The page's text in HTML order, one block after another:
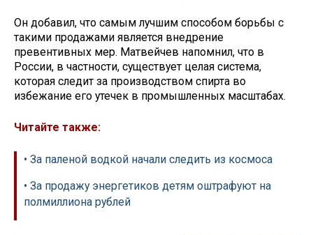
Он добавил, что самым лучшим способом борьбы с
такими продажами является внедрение
превентивных мер. Матвейчев напомнил, что в
России, в частности, существует целая система,
которая следит за производством спирта во
избежание его утечек в промышленных масштабах.
Читайте также:
• За паленой водкой начали следить из космоса
• За продажу энергетиков детям оштрафуют на
полмиллиона рублей